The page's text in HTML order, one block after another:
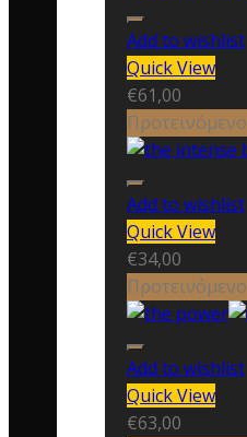
Add to wishlist
Quick View
€61,00
Προτεινόμενο
Add to wishlist
Quick View
€34,00
Προτεινόμενο
Add to wishlist
Quick View
€63,00